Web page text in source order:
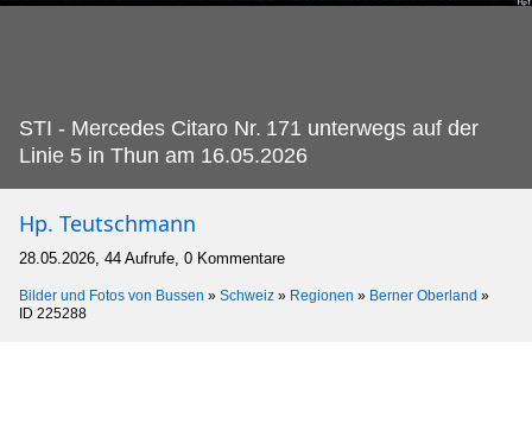
STI - Mercedes Citaro Nr. 171 unterwegs auf der
Linie 5 in Thun am 16.05.2026
Hp. Teutschmann
28.05.2026, 44 Aufrufe, 0 Kommentare
Bilder und Fotos von Bussen » Schweiz » Regionen » Berner Oberland »
ID 225288